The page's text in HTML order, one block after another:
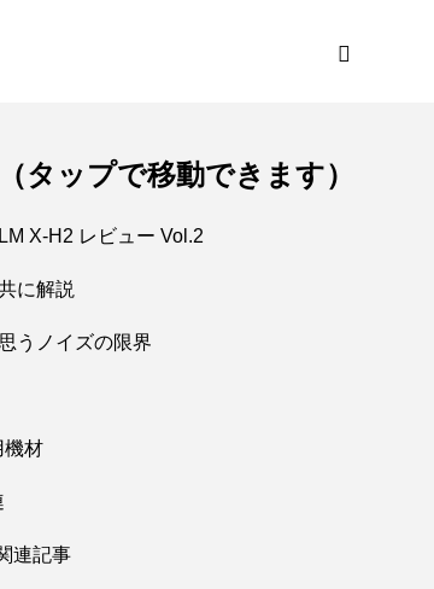
タップで移動できます）
X-H2 レビュー Vol.2
に解説
うノイズの限界
機材
連記事